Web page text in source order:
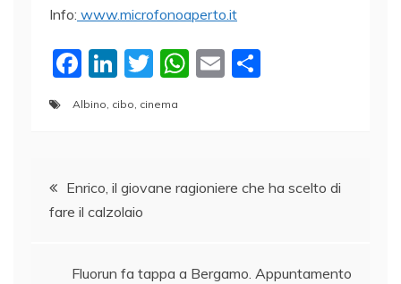
Info: www.microfonoaperto.it
F
a
b
o
k
Li
n
dI
n
T
W
A
p
E
vi
Albino, cibo, cinema
Navigazione
articoli
Enrico, il giovane ragioniere che ha scelto di
fare il calzolaio
Fluorun fa tappa a Bergamo. Appuntamento